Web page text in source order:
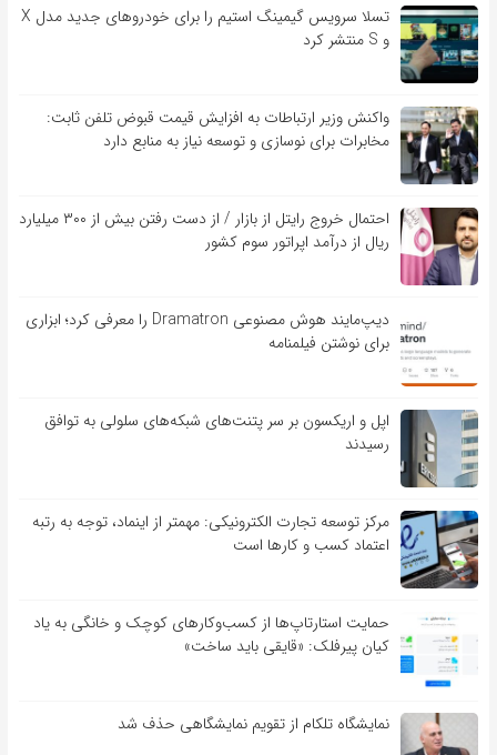
تسلا سرویس گیمینگ استیم را برای خودروهای جدید مدل X
و S منتشر کرد
واکنش وزیر ارتباطات به افزایش قیمت قبوض تلفن ثابت:
مخابرات برای نوسازی و توسعه نیاز به منابع دارد
احتمال خروج رایتل از بازار / از دست رفتن بیش از ۳۰۰ میلیارد
ریال از درآمد اپراتور سوم کشور
دیپ‌مایند هوش مصنوعی Dramatron را معرفی کرد؛ ابزاری
برای نوشتن فیلمنامه
اپل و اریکسون بر سر پتنت‌های شبکه‌های سلولی به توافق
رسیدند
مرکز توسعه تجارت الکترونیکی: مهمتر از اینماد، توجه به رتبه
اعتماد کسب و کارها است
حمایت استارتاپ‌ها از کسب‌وکارهای کوچک و خانگی به یاد
کیان پیرفلک: «قایقی باید ساخت»
نمایشگاه تلکام از تقویم نمایشگاهی حذف شد